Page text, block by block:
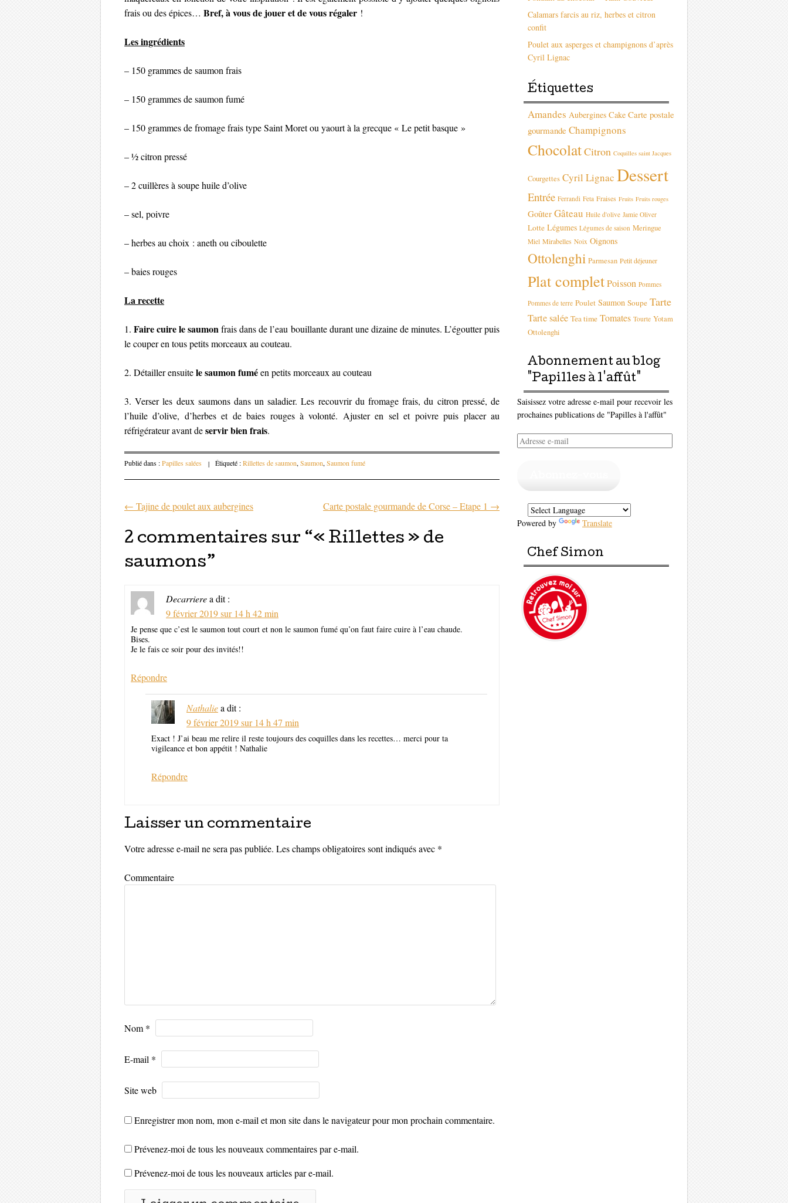
frais ou des épices… Bref, à vous de jouer et de vous régaler !
Les ingrédients
– 150 grammes de saumon frais
– 150 grammes de saumon fumé
– 150 grammes de fromage frais type Saint Moret ou yaourt à la grecque « Le petit basque »
– ½ citron pressé
– 2 cuillères à soupe huile d’olive
– sel, poivre
– herbes au choix : aneth ou ciboulette
– baies rouges
La recette
1.Faire cuire le saumonfrais dans de l’eau bouillante durant une dizaine de minutes. L’égoutter puis
le couper en tous petits morceaux au couteau.
2. Détailler ensuitele saumon fuméen petits morceaux au couteau
3. Verser les deux saumons dans un saladier. Les recouvrir du fromage frais, du citron pressé, de
l’huile d’olive, d’herbes et de baies rouges à volonté. Ajuster en sel et poivre puis placer au
réfrigérateur avant deservir bien frais.
Publié dans :Papilles salées | Étiqueté :Rillettes de saumon,Saumon,Saumon fumé
Parcourir les articles
← Tajine de poulet aux aubergines Carte postale gourmande de Corse – Etape 1 →
2 commentaires sur “« Rillettes » de
saumons”
Decarrierea dit :
9 février 2019 sur 14 h 42 min
Je pense que c’est le saumon tout court et non le saumon fumé qu’on faut faire cuire à l’eau chaude.
Bises.
Je le fais ce soir pour des invités!!
Répondre
Nathaliea dit :
9 février 2019 sur 14 h 47 min
Exact ! J’ai beau me relire il reste toujours des coquilles dans les recettes… merci pour ta
vigileance et bon appétit ! Nathalie
Répondre
Laisser un commentaire
Votre adresse e-mail ne sera pas publiée. Les champs obligatoires sont indiqués avec *
Commentaire
Nom*
E-mail *
Site web
Enregistrer mon nom, mon e-mail et mon site dans le navigateur pour mon prochain commentaire.
Prévenez-moi de tous les nouveaux commentaires par e-mail.
Prévenez-moi de tous les nouveaux articles par e-mail.
Calamars farcis au riz, herbes et citron
confit
Poulet aux asperges et champignons d’après
Cyril Lignac
Étiquettes
Amandes Aubergines Cake Carte postale
gourmande Champignons
ChocolatCitron Coquilles saint Jacques
Courgettes Cyril Lignac Dessert
Entrée Ferrandi Feta Fraises Fruits Fruits rouges
Goûter Gâteau Huile d'olive Jamie Oliver
Lotte Légumes Légumes de saison Meringue
Miel Mirabelles Noix Oignons
Ottolenghi Parmesan Petit déjeuner
Plat complet Poisson Pommes
Pommes de terre Poulet Saumon Soupe Tarte
Tarte salée Tea time Tomates Tourte Yotam
Ottolenghi
Abonnement au blog
"Papilles à l'affût"
Saisissez votre adresse e-mail pour recevoir les
prochaines publications de "Papilles à l'affût"
Adresse
e-
Powered by Translate
Chef Simon